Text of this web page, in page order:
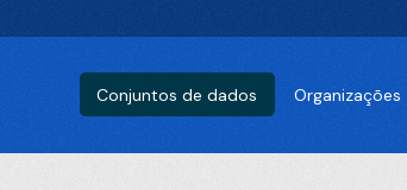
Conjuntos de dados Organizações